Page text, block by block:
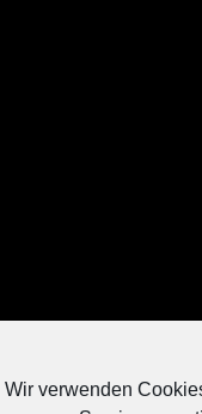
[contact-form-7 404 "Nicht
Wir verwenden